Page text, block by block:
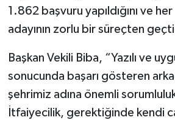
1.862 başvuru yapıldığını ve
adayının zorlu bir süreçten
Başkan Vekili Biba, “Yazılı ve
sonucunda başarı gösteren
şehrimiz adına önemli
İtfaiyecilik, gerektiğinde kendi